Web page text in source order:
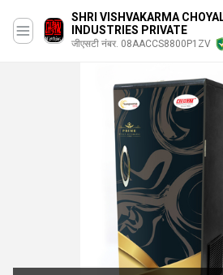
SHRI VISHVAKARMA
INDUSTRIES PRIVATE
जीएसटी नंबर. 08AACCS8800P1ZV